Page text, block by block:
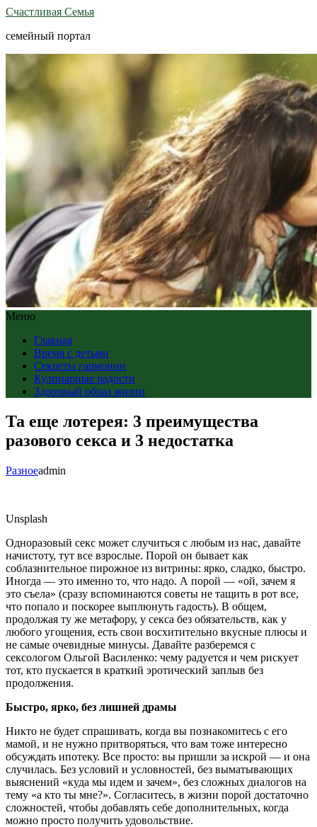
Счастливая Семья
семейный портал
Меню
Главная
Время с детьми
Секреты гармонии
Кулинарные радости
Здоровый образ жизни
Та еще лотерея: 3 преимущества
разового секса и 3 недостатка
Разноеadmin
Unsplash
Одноразовый секс может случиться с любым из нас, давайте
начистоту, тут все взрослые. Порой он бывает как
соблазнительное пирожное из витрины: ярко, сладко, быстро.
Иногда — это именно то, что надо. А порой — «ой, зачем я
это съела» (сразу вспоминаются советы не тащить в рот все,
что попало и поскорее выплюнуть гадость). В общем,
продолжая ту же метафору, у секса без обязательств, как у
любого угощения, есть свои восхитительно вкусные плюсы и
не самые очевидные минусы. Давайте разберемся с
сексологом Ольгой Василенко: чему радуется и чем рискует
тот, кто пускается в краткий эротический заплыв без
продолжения.
Быстро, ярко, без лишней драмы
Никто не будет спрашивать, когда вы познакомитесь с его
мамой, и не нужно притворяться, что вам тоже интересно
обсуждать ипотеку. Все просто: вы пришли за искрой — и она
случилась. Без условий и условностей, без выматывающих
выяснений «куда мы идем и зачем», без сложных диалогов на
тему «а кто ты мне?». Согласитесь, в жизни порой достаточно
сложностей, чтобы добавлять себе дополнительных, когда
можно просто получить удовольствие.